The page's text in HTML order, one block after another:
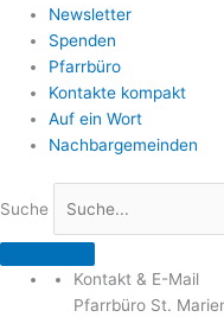
Newsletter
Spenden
Pfarrbüro
Kontakte kompakt
Auf ein Wort
Nachbargemeinden
Suche
Kontakt & E-Mail
Pfarrbüro St.